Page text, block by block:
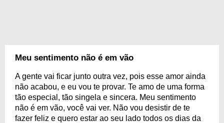
Meu sentimento não é em vão
A gente vai ficar junto outra vez, pois esse amor ainda
não acabou, e eu vou te provar. Te amo de uma forma
tão especial, tão singela e sincera. Meu sentimento
não é em vão, você vai ver. Não vou desistir de te
fazer feliz e quero estar ao seu lado todos os dias da